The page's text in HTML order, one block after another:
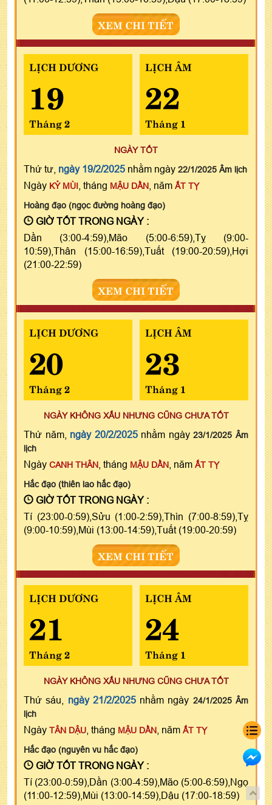
XEM CHI TIẾT
LỊCH DƯƠNG
19
Tháng 2
LỊCH ÂM
22
Tháng 1
NGÀY TỐT
Thứ tư, ngày 19/2/2025 nhằm ngày 22/1/2025 Âm lịch
Ngày KỶ MÙI , tháng MẬU DẦN , năm ẤT TỴ
Hoàng đạo (ngọc đường hoàng đạo)
GIỜ TỐT TRONG NGÀY :
Dần (3:00-4:59),Mão (5:00-6:59),Tỵ (9:00-
10:59),Thân (15:00-16:59),Tuất (19:00-20:59),Hợi
(21:00-22:59)
XEM CHI TIẾT
LỊCH DƯƠNG
20
Tháng 2
LỊCH ÂM
23
Tháng 1
NGÀY KHÔNG XẤU NHƯNG CŨNG CHƯA TỐT
Thứ năm, ngày 20/2/2025nhằm ngày23/1/2025 Âm
lịch
Ngày CANH THÂN , tháng MẬU DẦN , năm ẤT TỴ
Hắc đạo (thiên lao hắc đạo)
GIỜ TỐT TRONG NGÀY :
Tí (23:00-0:59),Sửu (1:00-2:59),Thìn (7:00-8:59),Tỵ
(9:00-10:59),Mùi (13:00-14:59),Tuất (19:00-20:59)
XEM CHI TIẾT
LỊCH DƯƠNG
21
Tháng 2
LỊCH ÂM
24
Tháng 1
NGÀY KHÔNG XẤU NHƯNG CŨNG CHƯA TỐT
Thứ sáu, ngày 21/2/2025nhằm ngày 24/1/2025 Âm
lịch
Ngày TÂN DẬU , tháng MẬU DẦN , năm ẤT TỴ
Hắc đạo (nguyên vu hắc đạo)
GIỜ TỐT TRONG NGÀY :
Tí (23:00-0:59),Dần (3:00-4:59),Mão (5:00-6:59),Ngọ
(11:00-12:59),Mùi (13:00-14:59),Dậu (17:00-18:59)